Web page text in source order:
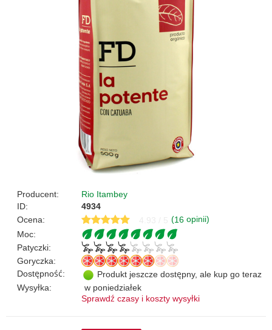
Producent:
Rio Itambey
ID:
4934
Ocena:
(16 opinii)
Moc:
Patyczki:
Goryczka:
Dostępność:
Produkt jeszcze dostępny, ale kup go teraz
Wysyłka:
w poniedziałek
Sprawdź czasy i koszty wysyłki